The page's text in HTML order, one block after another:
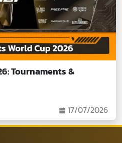
Tournaments &
17/07/2026